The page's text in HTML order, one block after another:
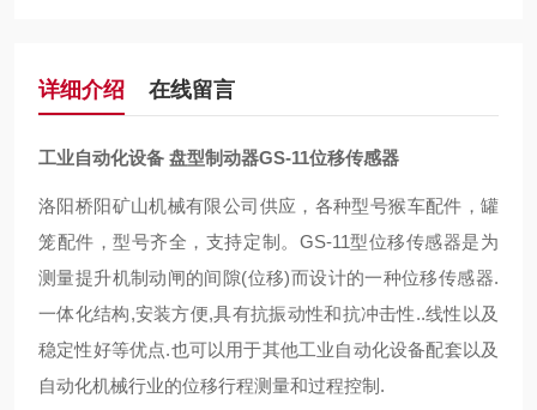
详细介绍 在线留言
工业自动化设备 盘型制动器GS-11位移传感器
洛阳桥阳矿山机械有限公司供应，各种型号猴车配件，罐
笼配件，型号齐全，支持定制。GS-11型位移传感器是为
测量提升机制动闸的间隙(位移)而设计的一种位移传感器.
一体化结构,安装方便,具有抗振动性和抗冲击性..线性以及
稳定性好等优点.也可以用于其他工业自动化设备配套以及
自动化机械行业的位移行程测量和过程控制.